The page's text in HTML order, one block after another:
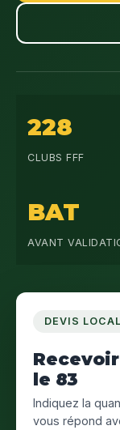
228
CLUBS FFF
BAT
AVANT
DEVIS LOCAL
le 83
Indiquez la
vous répond